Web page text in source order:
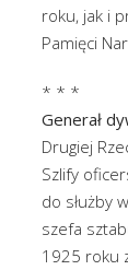
roku, jak i
Pamięci
* * *
Generał
Drugiej
Szlify
do służby
szefa
1925 roku